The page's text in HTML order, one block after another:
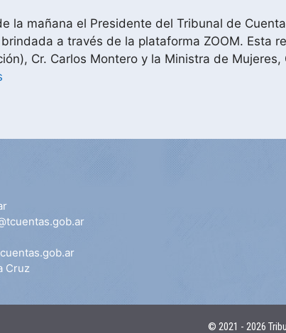
la mañana el Presidente del Tribunal de
a través de la plataforma ZOOM. Esta
Cr. Carlos Montero y la Ministra de
Cruz
© 2021 - 2026